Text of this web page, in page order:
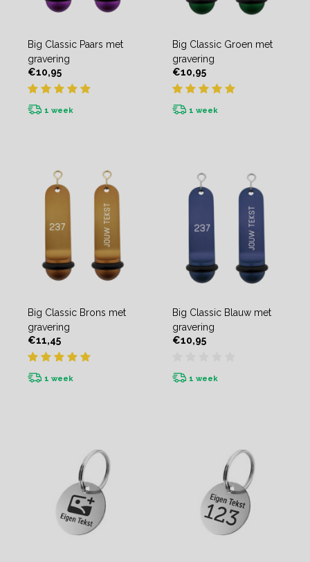
Big Classic Paars met
gravering
€10,95
1 week
Big Classic Groen met
gravering
€10,95
1 week
Big Classic Brons met
gravering
€11,45
1 week
Big Classic Blauw met
gravering
€10,95
1 week